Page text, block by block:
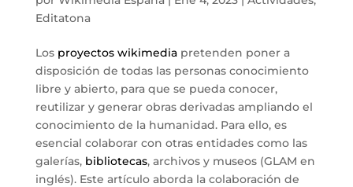
Editatona
Los proyectos wikimediapretenden poner a
disposición de todas las personas conocimiento
libre y abierto, para que se pueda conocer,
reutilizar y generar obras derivadas ampliando el
conocimiento de la humanidad. Para ello, es
esencial colaborar con otras entidades como las
galerías, bibliotecas, archivos y museos (GLAM en
inglés). Este artículo aborda la colaboración de